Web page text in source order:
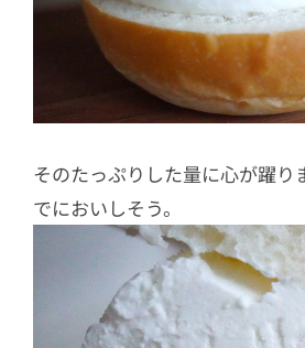
そのたっぷりした量に心が躍り
でにおいしそう。